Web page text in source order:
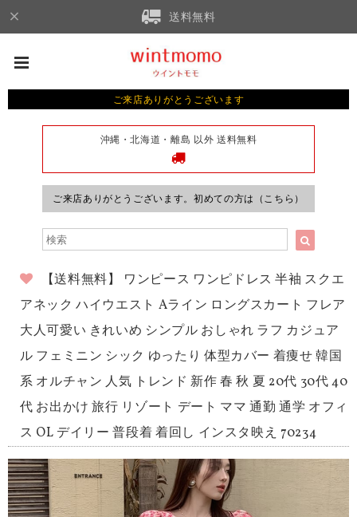
送料無料
ご来店ありがとうございます
沖縄・北海道・離島 以外 送料無料
ご来店ありがとうございます。初めての方は（こちら）
【送料無料】 ワンピース ワンピドレス 半袖 スクエ
アネック ハイウエスト Aライン ロングスカート フレア
大人可愛い きれいめ シンプル おしゃれ ラフ カジュア
ル フェミニン シック ゆったり 体型カバー 着痩せ 韓国
系 オルチャン 人気 トレンド 新作 春 秋 夏 20代 30代 40
代 お出かけ 旅行 リゾート デート ママ 通勤 通学 オフィ
ス OL デイリー 普段着 着回し インスタ映え 70234